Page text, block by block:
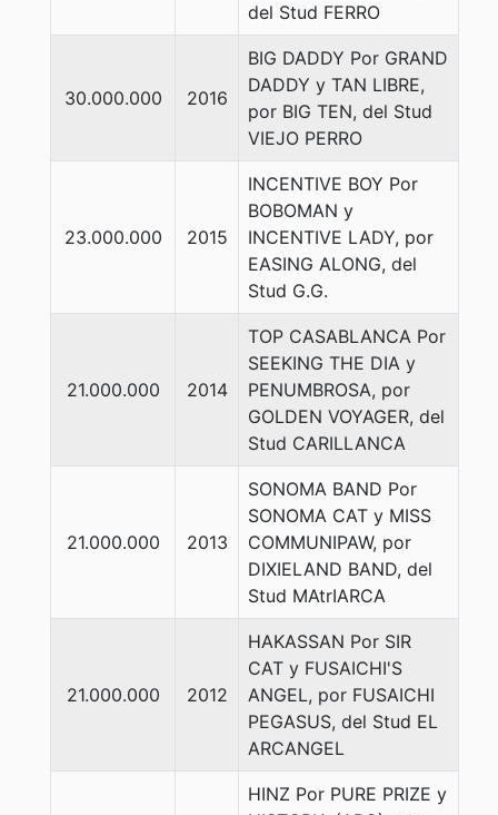
del Stud FERRO
30.000.000 2016
BIG DADDY Por GRAND
DADDY y TAN LIBRE,
por BIG TEN, del Stud
VIEJO PERRO
23.000.000 2015
INCENTIVE BOY Por
BOBOMAN y
INCENTIVE LADY, por
EASING ALONG, del
Stud G.G.
21.000.000 2014
TOP CASABLANCA Por
SEEKING THE DIA y
PENUMBROSA, por
GOLDEN VOYAGER, del
Stud CARILLANCA
21.000.000 2013
SONOMA BAND Por
SONOMA CAT y MISS
COMMUNIPAW, por
DIXIELAND BAND, del
Stud MAtrIARCA
21.000.000 2012
HAKASSAN Por SIR
CAT y FUSAICHI'S
ANGEL, por FUSAICHI
PEGASUS, del Stud EL
ARCANGEL
HINZ Por PURE PRIZE y